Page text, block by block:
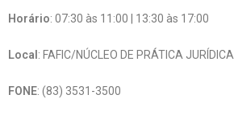
Horário: 07:30 às 11:00 | 13:30 às 17:00
Local : FAFIC/NÚCLEO DE PRÁTICA JURÍDICA
FONE: (83) 3531-3500